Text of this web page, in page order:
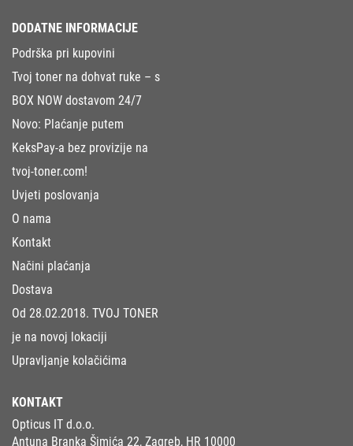
DODATNE INFORMACIJE
Podrška pri kupovini
Tvoj toner na dohvat ruke – s
BOX NOW dostavom 24/7
Novo: Plaćanje putem
KeksPay-a bez provizije na
tvoj-toner.com!
Uvjeti poslovanja
O nama
Kontakt
Načini plaćanja
Dostava
Od 28.02.2018. TVOJ TONER
je na novoj lokaciji
Upravljanje kolačićima
KONTAKT
Opticus IT d.o.o.
Antuna Branka Šimića 22, Zagreb, HR 10000